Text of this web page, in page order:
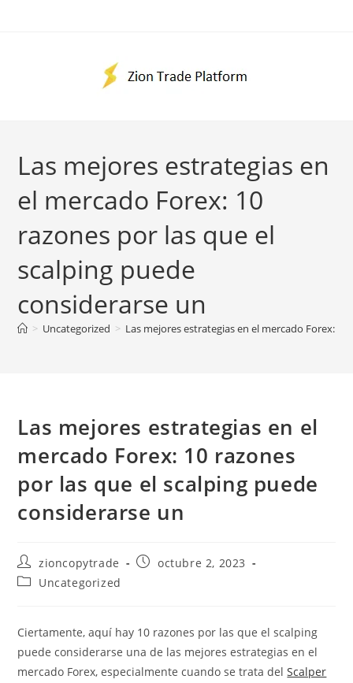
Las mejores estrategias en
el mercado Forex: 10
razones por las que el
scalping puede
considerarse un
> Uncategorized > Las mejores estrategias en el mercado Forex:
Las mejores estrategias en el
mercado Forex: 10 razones
por las que el scalping puede
considerarse un
Autor
de
la
zioncopytrade
Publicación
octubre 2, 2023
Categoría
entrada:
Uncategorized
Ciertamente, aquí hay 10 razones por las que el scalping
puede considerarse una de las mejores estrategias en el
mercado Forex, especialmente cuando se trata delScalper